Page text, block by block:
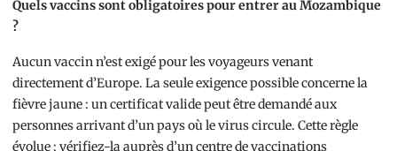
Quels vaccins sont obligatoires pour entrer au Mozambique
?
Aucun vaccin n’est exigé pour les voyageurs venant
directement d’Europe. La seule exigence possible concerne la
fièvre jaune : un certificat valide peut être demandé aux
personnes arrivant d’un pays où le virus circule. Cette règle
évolue ; vérifiez-la auprès d’un centre de vaccinations